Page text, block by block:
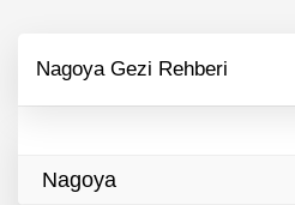
Nagoya Gezi Rehberi
Nagoya